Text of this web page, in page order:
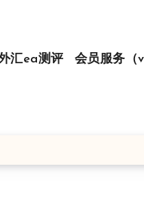
汇ea测评 会员服务（